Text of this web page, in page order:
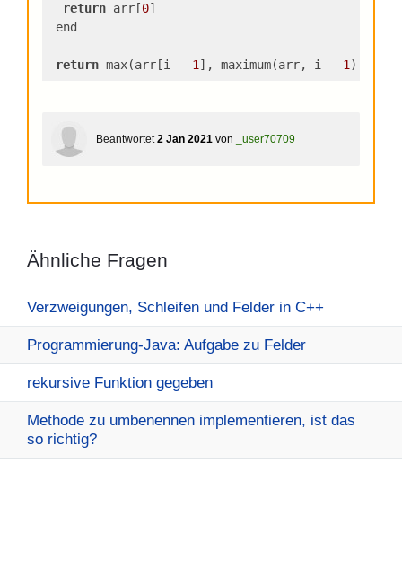
return arr[0]
end
return max(arr[i - 1 ], maximum(arr, i - 1 )
Beantwortet 2 Jan 2021 von _user70709
Ähnliche Fragen
Verzweigungen, Schleifen und Felder in C++
Programmierung-Java: Aufgabe zu Felder
rekursive Funktion gegeben
Methode zu umbenennen implementieren, ist das
so richtig?